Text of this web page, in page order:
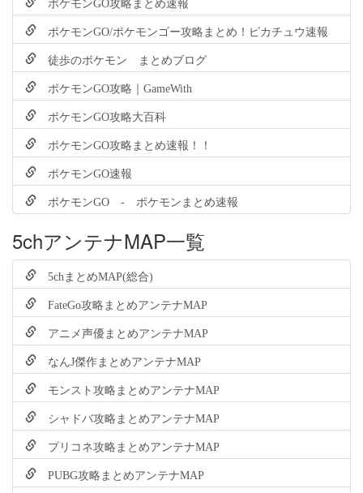
ポケモンGO/ポケモンゴー攻略まとめ！ピカチュウ速報
徒歩のポケモン まとめブログ
ポケモンGO攻略｜GameWith
ポケモンGO攻略大百科
ポケモンGO攻略まとめ速報！！
ポケモンGO速報
ポケモンGO - ポケモンまとめ速報
5chアンテナMAP一覧
5chまとめMAP(総合)
FateGo攻略まとめアンテナMAP
アニメ声優まとめアンテナMAP
なんJ傑作まとめアンテナMAP
モンスト攻略まとめアンテナMAP
シャドバ攻略まとめアンテナMAP
プリコネ攻略まとめアンテナMAP
PUBG攻略まとめアンテナMAP